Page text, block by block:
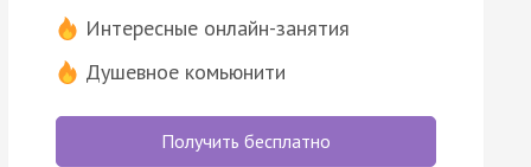
Интересные онлайн-занятия
Душевное комьюнити
Получить бесплатно